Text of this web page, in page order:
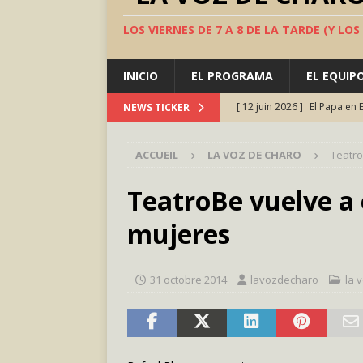
LOS VIERNES DE 7 A 8 DE LA TARDE (Y
INICIO EL PROGRAMA EL
NEWS TICKER [ 12 juin 2026 ] El Papa
[ 5 juin 2026 ]
[ 22 mai 2026 ]
[ 10 juillet 2026 ]
Valle
ACCUEIL LA VOZ DE CHARO
TeatroBe vuelve a
mujeres
31 octobre 2014 lavozdecharo la